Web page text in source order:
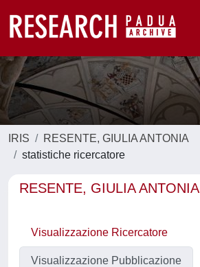
IRIS
RESENTE, GIULIA ANTONIA
statistiche ricercatore
RESENTE, GIULIA ANTONIA
Visualizzazione Ricercatore
Visualizzazione Pubblicazione